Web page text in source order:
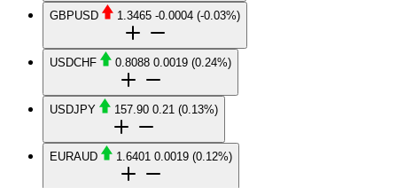
Comprar $0.9865 Vender $0.9855
GBPUSD 1.3465 -0.0004 (-0.03%)
Comprar $1.3465 Vender $1.3461
USDCHF 0.8088 0.0019 (0.24%)
Comprar $0.8088 Vender $0.8084
USDJPY 157.90 0.21 (0.13%)
Comprar $157.90 Vender $157.84
EURAUD 1.6401 0.0019 (0.12%)